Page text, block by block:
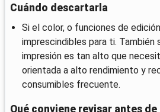
Cuándo descartarla
Si el color, o funciones de
imprescindibles para ti. También
impresión es tan alto que
orientada a alto rendimiento y
consumibles frecuente.
Qué conviene revisar antes